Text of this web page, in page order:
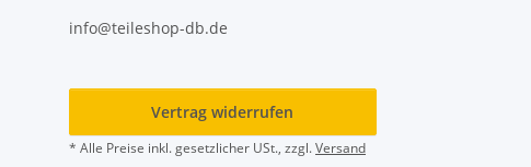
info@teileshop-db.de
Vertrag widerrufen
* Alle Preise inkl. gesetzlicher USt., zzgl.Versand